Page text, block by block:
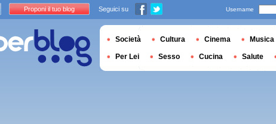
Proponi il tuo blog Seguici su Username
Società Cultura Cinema Musica
Per Lei Sesso Cucina Salute